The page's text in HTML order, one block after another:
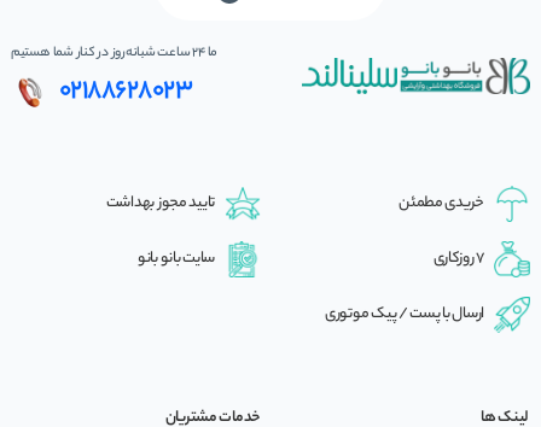
ما 24 ساعت شبانه‌روز در کنار شما هستیم
02188628023
خریدی مطمئن تایید مجوز بهداشت
7 روزکاری سایت بانو بانو
ارسال با پست / پیک موتوری
لینک ها
خدمات مشتریان